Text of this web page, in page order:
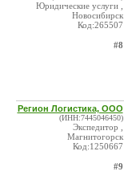
Юридические услуги ,
Новосибирск
Код:265507
#8
Регион Логистика, ООО
(ИНН:7445046450)
Экспедитор ,
Магнитогорск
Код:1250667
#9